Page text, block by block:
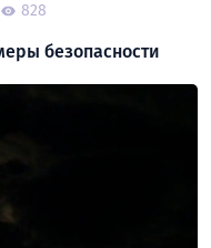
828
безопасности